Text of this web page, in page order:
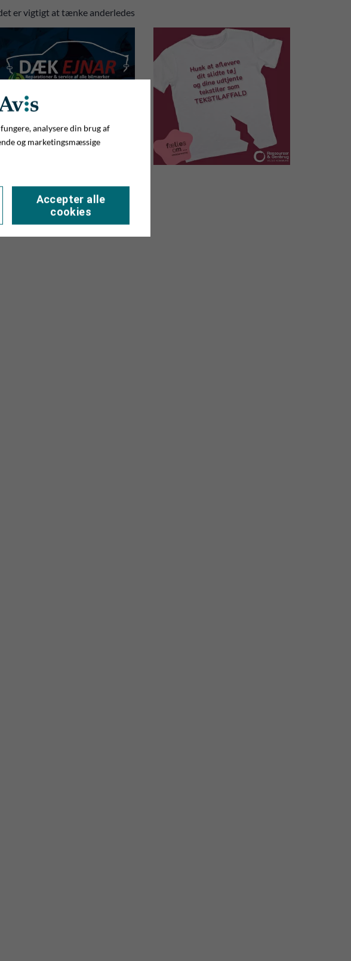
er vigtigt at tænke anderledes
analysere din brug af
og marketingsmæssige
Accepter alle
cookies